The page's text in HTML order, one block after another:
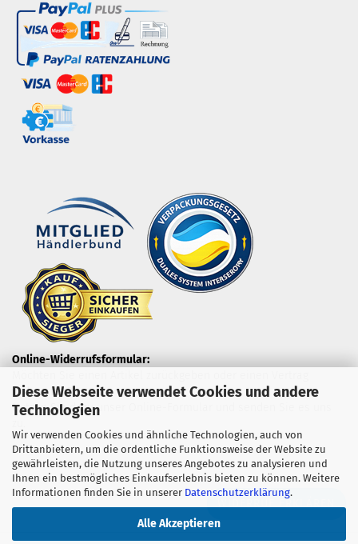
Diese Webseite verwendet Cookies und andere
Technologien
Wir verwenden Cookies und ähnliche Technologien, auch von
Drittanbietern, um die ordentliche Funktionsweise der Website zu
gewährleisten, die Nutzung unseres Angebotes zu analysieren und
Ihnen ein bestmögliches Einkaufserlebnis bieten zu können. Weitere
Informationen finden Sie in unserer Datenschutzerklärung.
Alle Akzeptieren
Online-Widerrufsformular:
widerrufen?
Nutzen Sie dazu unser Online-Formular und senden Sie es uns